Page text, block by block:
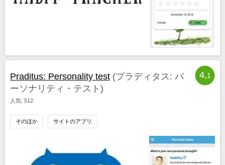
4,1
Praditus: Personality test (プラディタス: パ
ーソナリティ・テスト)
人気: 512
そのほか サイトのアプリ